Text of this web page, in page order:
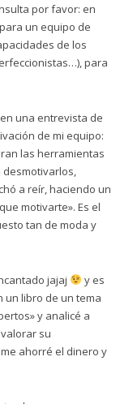
por favor: en
un equipo de
de los
para
una entrevista de
de mi equipo:
las herramientas
desmotivarlos,
a reír, haciendo un
motivarte». Es el
tan de moda y
jajaj
y es
un libro de un tema
y analicé a
su
ahorré el dinero y